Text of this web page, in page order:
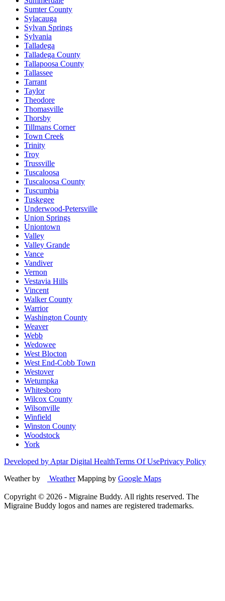
Sumter County
Sylacauga
Sylvan Springs
Sylvania
Talladega
Talladega County
Tallapoosa County
Tallassee
Tarrant
Taylor
Theodore
Thomasville
Thorsby
Tillmans Corner
Town Creek
Trinity
Troy
Trussville
Tuscaloosa
Tuscaloosa County
Tuscumbia
Tuskegee
Underwood-Petersville
Union Springs
Uniontown
Valley
Valley Grande
Vance
Vandiver
Vernon
Vestavia Hills
Vincent
Walker County
Warrior
Washington County
Weaver
Webb
Wedowee
West Blocton
West End-Cobb Town
Westover
Wetumpka
Whitesboro
Wilcox County
Wilsonville
Winfield
Winston County
Woodstock
York
Developed by Aptar Digital HealthTerms Of UsePrivacy Policy
Weather by
WeatherMapping by Google Maps
Copyright © 2026 - Migraine Buddy. All rights reserved. The
Migraine Buddy logos and names are registered trademarks.